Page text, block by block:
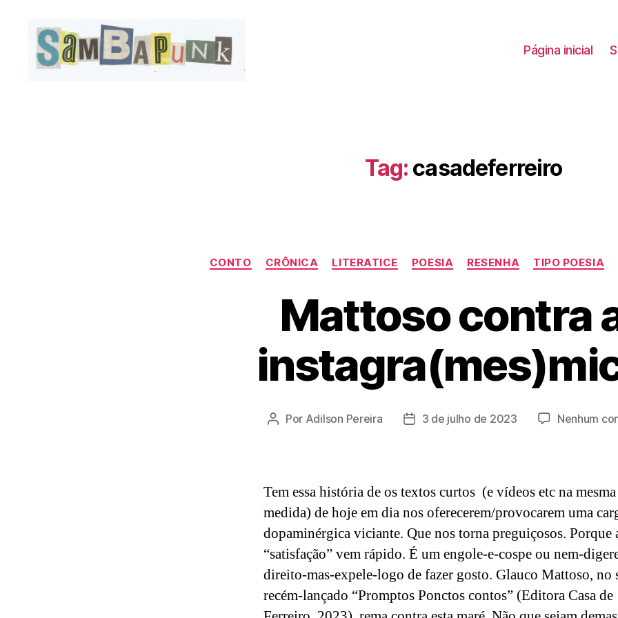
Página inicial
Tag: casadeferreiro
Categorias
CONTO CRÔNICA LITERATICE POESIA RESENHA TIPO POESIA
Mattoso contra
Autor
Por Adilson Pereira
Data3 de julho de 2023 Nenhum
Tem essa história de os textos curtos (e vídeos etc na mesma
medida) de hoje em dia nos oferecerem/provocarem uma
dopaminérgica viciante. Que nos torna preguiçosos. Porque
“satisfação” vem rápido. É um engole-e-cospe ou nem-
direito-mas-expele-logo de fazer gosto. Glauco Mattoso, no
recém-lançado “Promptos Ponctos contos” (Editora Casa de